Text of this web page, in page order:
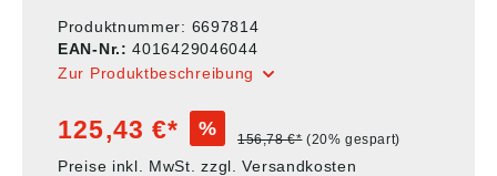
Produktnummer: 6697814
EAN-Nr.:4016429046044
Zur Produktbeschreibung
125,43 €* % 156,78 €* (20% gespart)
Preise inkl. MwSt. zzgl. Versandkosten